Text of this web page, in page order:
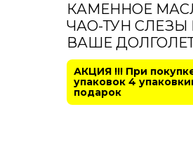
КАМЕННОЕ
ЧАО-ТУН СЛЕЗЫ
ВАШЕ
АКЦИЯ !!! При
упаковок 4
подарок